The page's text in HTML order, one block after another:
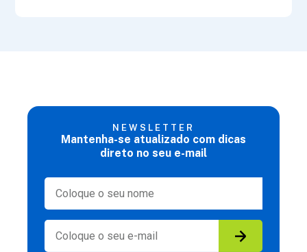
NEWSLETTER
Mantenha-se atualizado com dicas
direto no seu e-mail